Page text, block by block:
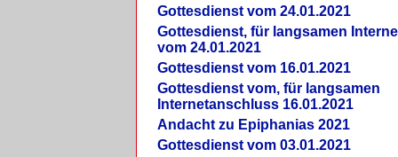
Gottesdienst vom 24.01.2021
Gottesdienst, für langsamen
vom 24.01.2021
Gottesdienst vom 16.01.2021
Gottesdienst vom, für langsamen
Internetanschluss 16.01.2021
Andacht zu Epiphanias 2021
Gottesdienst vom 03.01.2021